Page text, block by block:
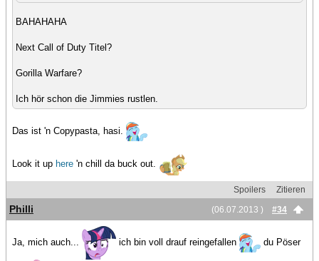
BAHAHAHA
Next Call of Duty Titel?
Gorilla Warfare?
Ich hör schon die Jimmies rustlen.
Das ist 'n Copypasta, hasi.
Look it up here 'n chill da buck out.
Spoilers
Zitieren
(06.07.2013 )
#34
Philli
Ja, mich auch... ich bin voll drauf reingefallen du Pöser